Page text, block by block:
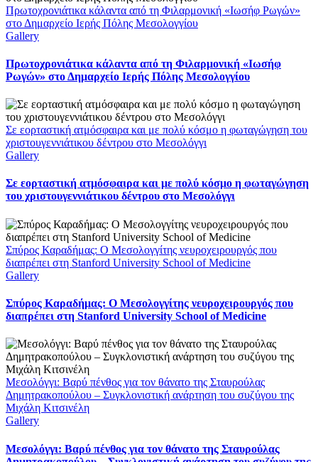
Πρωτοχρονιάτικα κάλαντα από τη Φιλαρμονική «Ιωσήφ Ρωγών»
στο Δημαρχείο Ιερής Πόλης Μεσολογγίου
Gallery
Πρωτοχρονιάτικα κάλαντα από τη Φιλαρμονική «Ιωσήφ
Ρωγών» στο Δημαρχείο Ιερής Πόλης Μεσολογγίου
Σε εορταστική ατμόσφαιρα και με πολύ κόσμο η φωταγώγηση του
χριστουγεννιάτικου δέντρου στο Μεσολόγγι
Gallery
Σε εορταστική ατμόσφαιρα και με πολύ κόσμο η φωταγώγηση
του χριστουγεννιάτικου δέντρου στο Μεσολόγγι
Σπύρος Καραδήμας: Ο Μεσολογγίτης νευροχειρουργός που
διαπρέπει στη Stanford University School of Medicine
Gallery
Σπύρος Καραδήμας: Ο Μεσολογγίτης νευροχειρουργός που
διαπρέπει στη Stanford University School of Medicine
Μεσολόγγι: Βαρύ πένθος για τον θάνατο της Σταυρούλας
Δημητρακοπούλου – Συγκλονιστική ανάρτηση του συζύγου της
Μιχάλη Κιτσινέλη
Gallery
Μεσολόγγι: Βαρύ πένθος για τον θάνατο της Σταυρούλας